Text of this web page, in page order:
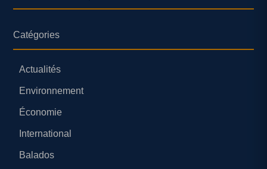
Catégories
Actualités
Environnement
Économie
International
Balados